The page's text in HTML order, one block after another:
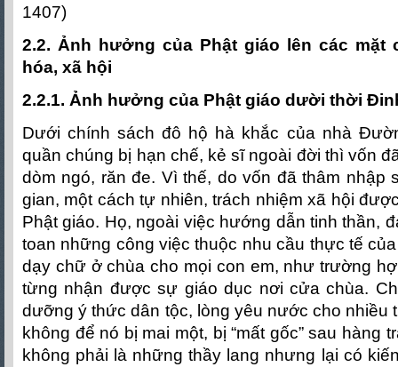
1407)
2.2. Ảnh hưởng của Phật giáo lên các mặt
hóa, xã hội
2.2.1. Ảnh hưởng của Phật giáo dười thời
Dưới chính sách đô hộ hà khắc của nhà
quần chúng bị hạn chế, kẻ sĩ ngoài đời thì vốn
dòm ngó, răn đe. Vì thế, do vốn đã thâm nhập
gian, một cách tự nhiên, trách nhiệm xã hội
Phật giáo. Họ, ngoài việc hướng dẫn tinh thần,
toan những công việc thuộc nhu cầu thực tế
dạy chữ ở chùa cho mọi con em, như trường
từng nhận được sự giáo dục nơi cửa chùa.
dưỡng ý thức dân tộc, lòng yêu nước cho nhiều
không để nó bị mai một, bị “mất gốc” sau hàng
không phải là những thầy lang nhưng lại có